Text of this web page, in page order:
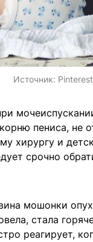
Источник: Pinterest
пениса, не
хирургу и
срочно
мошонки
стала
реагирует,